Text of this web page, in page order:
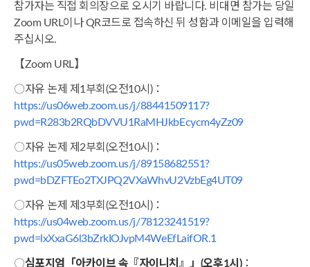
참가자는 직접 회의장으로 오시기 바랍니다. 비대면 참가는 당일
Zoom URL이나 QR코드로 접속하신 뒤 성함과 이메일을 입력해
주십시오.
【Zoom URL】
〇자유 논제 제1부회(오전10시)：
https://us06web.zoom.us/j/88441509117?
pwd=R283b2RQbDVVU1RaMHJkbEcycm4yZz09
〇자유 논제 제2부회(오전10시)：
https://us05web.zoom.us/j/89158682551?
pwd=bDZFTEo2TXJPQ2VXaWhvU2VzbEg4UT09
〇자유 논제 제3부회(오전10시)：
https://us04web.zoom.us/j/78123241519?
pwd=lxXxaG6l3bZrkIOJvpM4WeEfLaifOR.1
〇심포지엄 「 아카이브 속 『 자이니치 』」 (오후1시 )：